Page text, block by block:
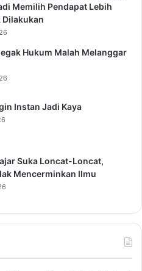
Memilih Pendapat Lebih
Dilakukan
Hukum Malah Melanggar
Instan Jadi Kaya
Suka Loncat-Loncat,
Mencerminkan Ilmu